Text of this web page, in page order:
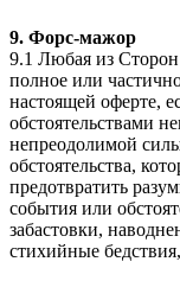
9. Форс-мажор
9.1 Любая из Сторон
полное или
настоящей оферте,
обстоятельствами
непреодолимой
обстоятельства,
предотвратить
события или
забастовки,
стихийные